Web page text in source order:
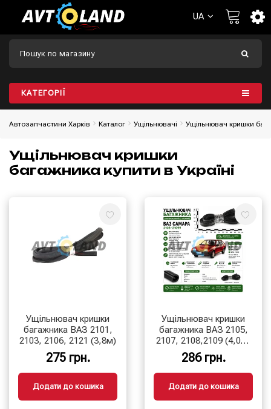
UA
КАТЕГОРІЇ
Автозапчастини Харків Каталог Ущільнювачі Ущільнювач кришки
Ущільнювач кришки
багажника купити в Україні
Ущільнювач кришки
багажника ВАЗ 2101,
2103, 2106, 2121 (3,8м)
275 грн.
Додати до кошика
Ущільнювач кришки
багажника ВАЗ 2105,
2107, 2108,2109 (4,0м)
ASR
286 грн.
Додати до кошика